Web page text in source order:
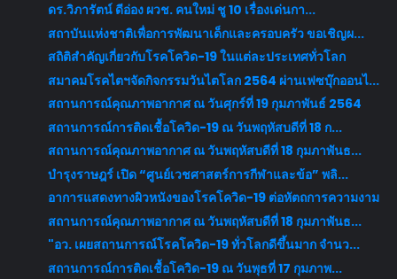
ดร.วิภารัตน์ ดีอ่อง ผวช. คนใหม่ ชู 10 เรื่องเด่นกา...
สถาบันแห่งชาติเพื่อการพัฒนาเด็กและครอบครัว ขอเชิญผ...
สถิติสำคัญเกี่ยวกับโรคโควิด-19 ในแต่ละประเทศทั่วโลก
สมาคมโรคไตฯจัดกิจกรรมวันไตโลก 2564 ผ่านเฟซบุ๊กออนไ...
สถานการณ์คุณภาพอากาศ ณ วันศุกร์ที่ 19 กุมภาพันธ์ 2564
สถานการณ์การติดเชื้อโควิด-19 ณ วันพฤหัสบดีที่ 18 ก...
สถานการณ์คุณภาพอากาศ ณ วันพฤหัสบดีที่ 18 กุมภาพันธ...
บำรุงราษฎร์ เปิด “ศูนย์เวชศาสตร์การกีฬาและข้อ” พลิ...
อาการแสดงทางผิวหนังของโรคโควิด-19 ต่อหัตถการความงาม
สถานการณ์คุณภาพอากาศ ณ วันพฤหัสบดีที่ 18 กุมภาพันธ...
"อว. เผยสถานการณ์โรคโควิด-19 ทั่วโลกดีขึ้นมาก จำนว...
สถานการณ์การติดเชื้อโควิด-19 ณ วันพุธที่ 17 กุมภาพ...